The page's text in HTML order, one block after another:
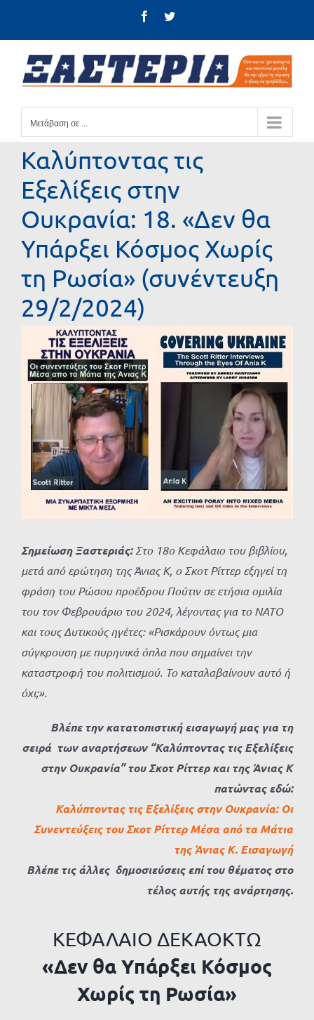
FacebookTwitter
Μετάβαση σε ...
Καλύπτοντας τις
Εξελίξεις στην
Ουκρανία: 18. «Δεν θα
Υπάρξει Κόσμος Χωρίς
τη Ρωσία» (συνέντευξη
29/2/2024)
Προβολή
μεγαλύτερης
εικόνας
Σημείωση Ξαστεριάς:Στο 18ο Κεφάλαιο του βιβλίου,
μετά από ερώτηση της Άνιας Κ, ο Σκοτ Ρίττερ εξηγεί τη
φράση του Ρώσου προέδρου Πούτιν σε ετήσια ομιλία
του τον Φεβρουάριο του 2024, λέγοντας γιατο ΝΑΤΟ
και τους Δυτικούς ηγέτες: «Ρισκάρουν όντως μια
σύγκρουση με πυρηνικά όπλα που σημαίνει την
καταστροφή του πολιτισμού. Το καταλαβαίνουν αυτό ή
όχι;».
Βλέπε την κατατοπιστική εισαγωγή μας για τη
σειρά των αναρτήσεων “Καλύπτοντας τις Εξελίξεις
στην Ουκρανία” του Σκοτ Ρίττερ και της Άνιας Κ
πατώντας εδώ:
Καλύπτοντας τις Εξελίξεις στην Ουκρανία: Οι
Συνεντεύξεις του Σκοτ Ρίττερ Μέσα από τα Μάτια
της Άνιας Κ. Εισαγωγή
Βλέπε τις άλλες δημοσιεύσεις επί του θέματος στο
τέλος αυτής της ανάρτησης.
ΚΕΦΑΛΑΙΟ ΔΕΚΑΟΚΤΩ
«Δεν θα Υπάρξει Κόσμος
Χωρίς τη Ρωσία»